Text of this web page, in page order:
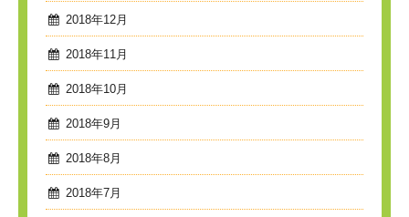
2018年12月
2018年11月
2018年10月
2018年9月
2018年8月
2018年7月